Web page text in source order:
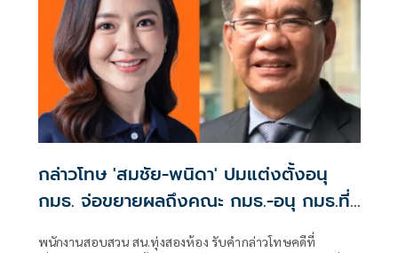
กล่าวโทษ 'สมชัย-พนิดา' ปมแต่งตั้งอนุ
กมธ. จ่อขยายผลถึงคณะ กมธ.-อนุ กมธ.ที่
พนักงานสอบสวน สน.ทุ่งสองห้อง รับคำกล่าวโทษคดีที่